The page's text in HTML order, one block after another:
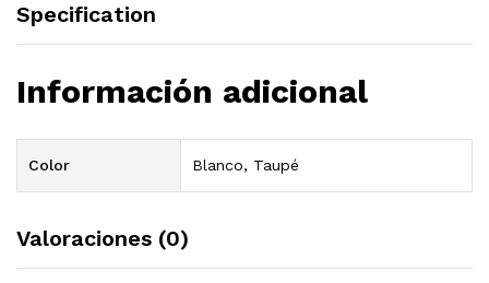
Specification
Información adicional
Color Blanco, Taupé
Valoraciones (0)